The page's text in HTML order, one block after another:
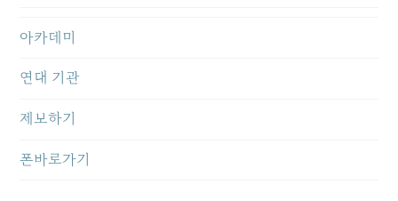
아카데미
연대 기관
제보하기
폰바로가기